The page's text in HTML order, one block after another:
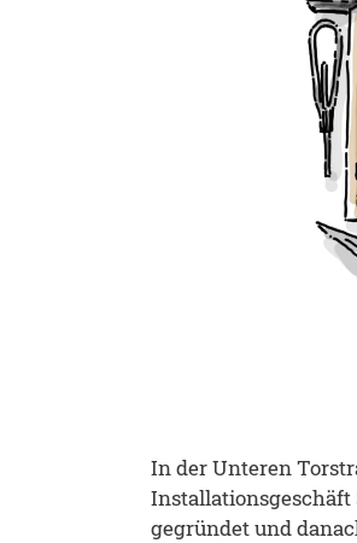
In der Unteren
Installationsgeschäft
gegründet und